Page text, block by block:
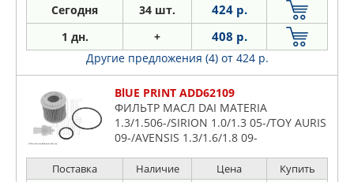
Сегодня 34 шт. 424 р.
1 дн. + 408 р.
Другие предложения (4) от 424 р.
BlUE PRINT ADD62109
ФИЛЬТР МАСЛ DAI MATERIA
1.3/1.506-/SIRION 1.0/1.3 05-/TOY AURIS
09-/AVENSIS 1.3/1.6/1.8 09-
Поставка Наличие Цена Купить